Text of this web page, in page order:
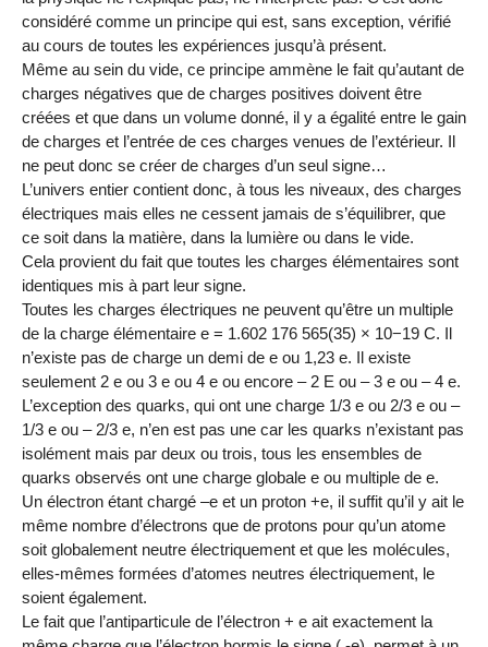
considéré comme un principe qui est, sans exception, vérifié
au cours de toutes les expériences jusqu’à présent.
Même au sein du vide, ce principe ammène le fait qu’autant de
charges négatives que de charges positives doivent être
créées et que dans un volume donné, il y a égalité entre le gain
de charges et l’entrée de ces charges venues de l’extérieur. Il
ne peut donc se créer de charges d’un seul signe…
L’univers entier contient donc, à tous les niveaux, des charges
électriques mais elles ne cessent jamais de s’équilibrer, que
ce soit dans la matière, dans la lumière ou dans le vide.
Cela provient du fait que toutes les charges élémentaires sont
identiques mis à part leur signe.
Toutes les charges électriques ne peuvent qu’être un multiple
de la charge élémentaire e = 1.602 176 565(35) × 10−19 C. Il
n’existe pas de charge un demi de e ou 1,23 e. Il existe
seulement 2 e ou 3 e ou 4 e ou encore – 2 E ou – 3 e ou – 4 e.
L’exception des quarks, qui ont une charge 1/3 e ou 2/3 e ou –
1/3 e ou – 2/3 e, n’en est pas une car les quarks n’existant pas
isolément mais par deux ou trois, tous les ensembles de
quarks observés ont une charge globale e ou multiple de e.
Un électron étant chargé –e et un proton +e, il suffit qu’il y ait le
même nombre d’électrons que de protons pour qu’un atome
soit globalement neutre électriquement et que les molécules,
elles-mêmes formées d’atomes neutres électriquement, le
soient également.
Le fait que l’antiparticule de l’électron + e ait exactement la